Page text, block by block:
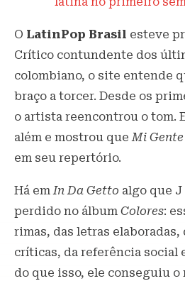
O LatinPop Brasil esteve
Crítico contundente dos
colombiano, o site entende
braço a torcer. Desde os
o artista reencontrou o tom.
além e mostrou queMi Gente
em seu repertório.
Há emIn Da Getto algo que
perdido no álbum Colores:
rimas, das letras elaboradas,
críticas, da referência social
do que isso, ele conseguiu